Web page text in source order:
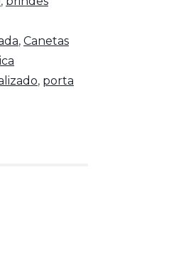
, Canetas
, porta